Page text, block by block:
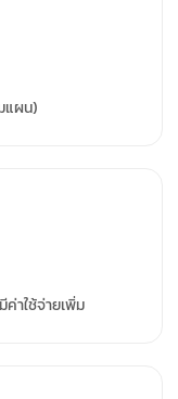
แผน)
าใช้จ่ายเพิ่ม